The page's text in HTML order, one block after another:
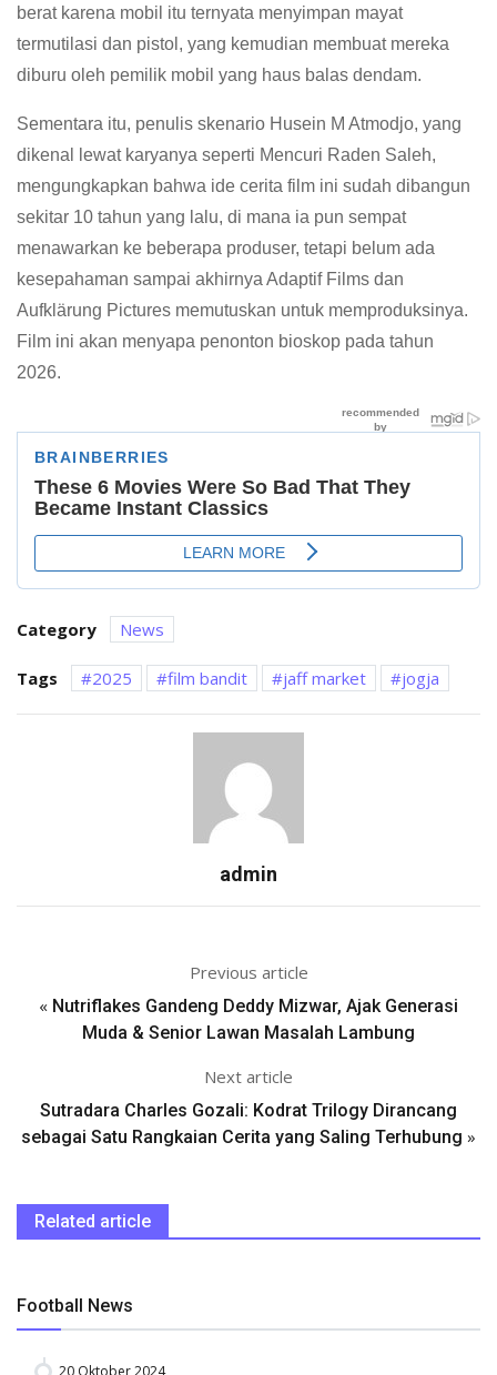
berat karena mobil itu ternyata menyimpan mayat
termutilasi dan pistol, yang kemudian membuat mereka
diburu oleh pemilik mobil yang haus balas dendam.
Sementara itu, penulis skenario Husein M Atmodjo, yang
dikenal lewat karyanya seperti Mencuri Raden Saleh,
mengungkapkan bahwa ide cerita film ini sudah dibangun
sekitar 10 tahun yang lalu, di mana ia pun sempat
menawarkan ke beberapa produser, tetapi belum ada
kesepahaman sampai akhirnya Adaptif Films dan
Aufklärung Pictures memutuskan untuk memproduksinya.
Film ini akan menyapa penonton bioskop pada tahun
2026.
Category News
Tags 2025 film bandit jaff market jogja
admin
Previous article
« Nutriflakes Gandeng Deddy Mizwar, Ajak Generasi
Muda & Senior Lawan Masalah Lambung
Next article
Sutradara Charles Gozali: Kodrat Trilogy Dirancang
sebagai Satu Rangkaian Cerita yang Saling Terhubung »
Related article
Football News
20 Oktober 2024